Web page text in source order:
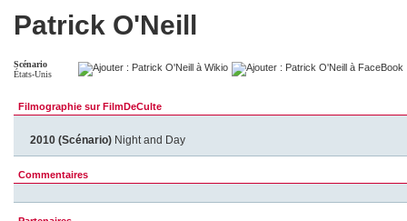
Patrick O'Neill
Scénario
États-Unis
Filmographie sur FilmDeCulte
2010 (Scénario) Night and Day
Commentaires